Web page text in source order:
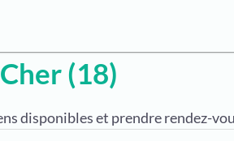
Cher (18)
disponibles et prendre rendez-